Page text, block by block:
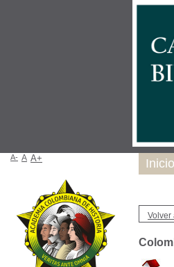
Volver
Inicio
A- A A+